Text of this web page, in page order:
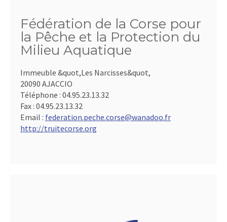
Fédération de la Corse pour
la Pêche et la Protection du
Milieu Aquatique
Immeuble &quot,Les Narcisses&quot,
20090 AJACCIO
Téléphone : 04.95.23.13.32
Fax : 04.95.23.13.32
Email : federation.peche.corse@wanadoo.fr
http://truitecorse.org